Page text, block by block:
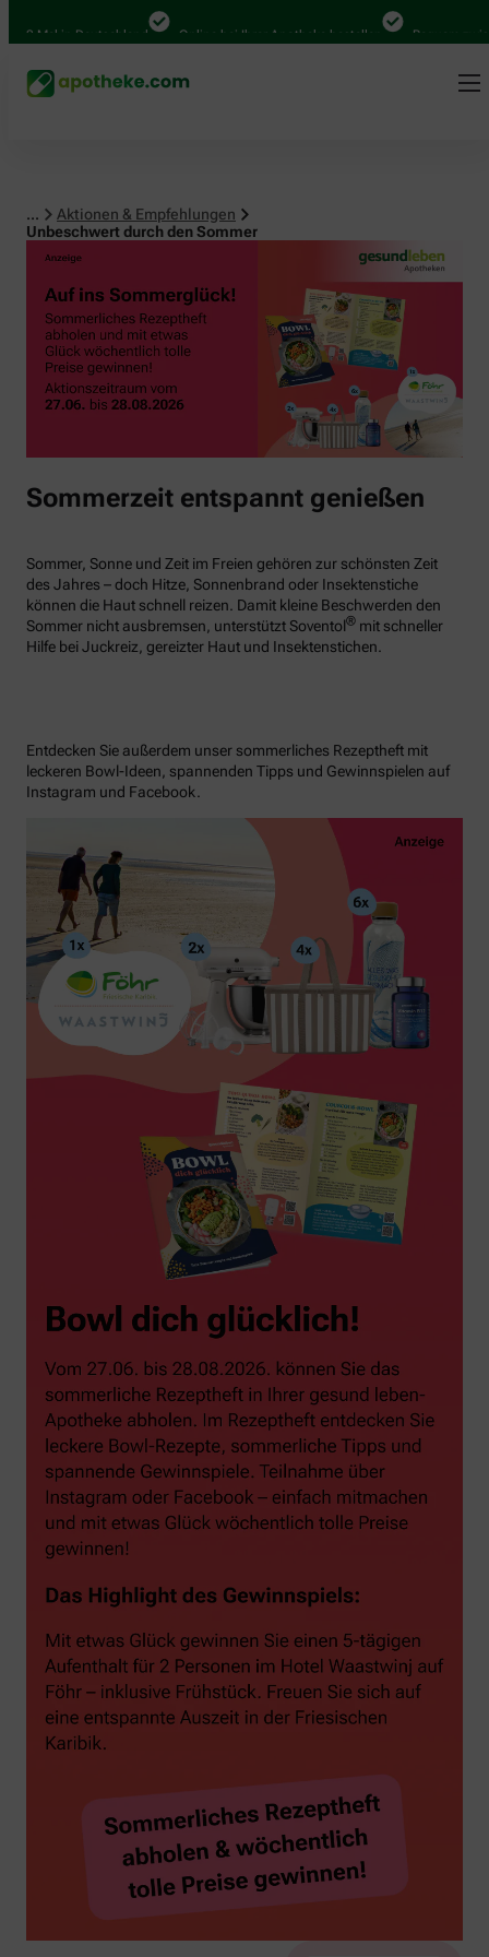
Mal in Deutschland Online bei Ihrer Apotheke bestellen Bequem
...
Aktionen & Empfehlungen
Unbeschwert durch den Sommer
Sommerzeit entspannt genießen
Sommer, Sonne und Zeit im Freien gehören zur schönsten Zeit
des Jahres – doch Hitze, Sonnenbrand oder Insektenstiche
können die Haut schnell reizen. Damit kleine Beschwerden den
Sommer nicht ausbremsen, unterstützt Soventol® mit schneller
Hilfe bei Juckreiz, gereizter Haut und Insektenstichen.
Entdecken Sie außerdem unser sommerliches Rezeptheft mit
leckeren Bowl-Ideen, spannenden Tipps und Gewinnspielen auf
Instagram und Facebook.